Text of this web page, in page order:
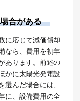
場合がある
に応じて減価償却
なら、費用を初年
あります。前述の
かに太陽光発電設
選んだ場合には、
に、設備費用の全